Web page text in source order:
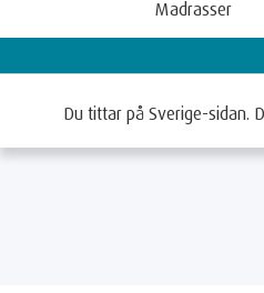
Madrasser
Du tittar på Sverige-sidan.